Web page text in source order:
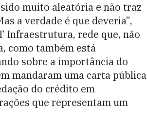
muito aleatória e não traz
a verdade é que deveria”,
Infraestrutura, rede que, não
como também está
sobre a importância do
mandaram uma carta pública
do crédito em
que representam um